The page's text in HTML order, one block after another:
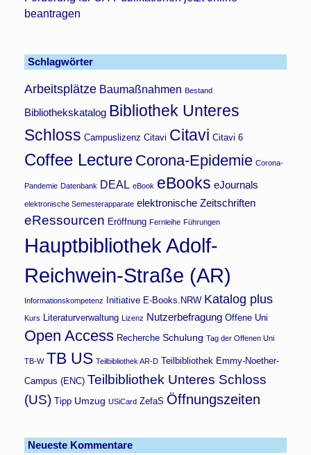
beantragen
Schlagwörter
Arbeitsplätze Baumaßnahmen Bestand
Bibliothekskatalog Bibliothek Unteres
Schloss Campuslizenz Citavi Citavi Citavi 6
Coffee Lecture Corona-Epidemie Corona-
Pandemie Datenbank DEAL eBook eBooks eJournals
elektronische Semesterapparate elektronische Zeitschriften
eRessourcen Eröffnung Fernleihe Führungen
Hauptbibliothek Adolf-
Reichwein-Straße (AR)
Informationskompetenz Initiative E-Books.NRW Katalog plus
Kurs Literaturverwaltung Lizenz Nutzerbefragung Offene Uni
Open Access Recherche Schulung Tag der Offenen Uni
TB-W TB US Teilbibliothek AR-D Teilbibliothek Emmy-Noether-
Campus (ENC) Teilbibliothek Unteres Schloss
(US) Tipp Umzug USiCard ZefaS Öffnungszeiten
Neueste Kommentare